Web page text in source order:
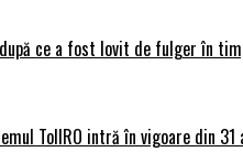
ce a fost lovit de fulger în
TollRO intră în vigoare din